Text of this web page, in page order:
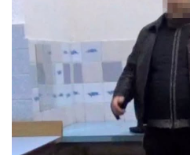
Інтерв'ю
Картки
Репортаж
Розслідування